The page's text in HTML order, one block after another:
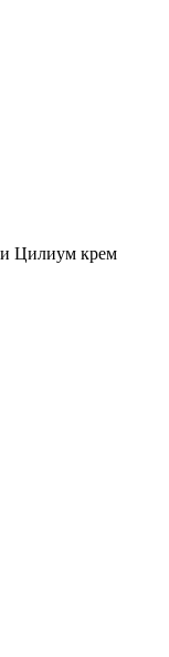
Цилиум крем